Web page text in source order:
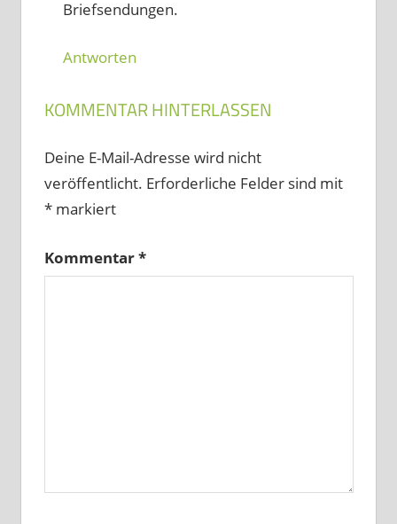
Briefsendungen.
Antworten
KOMMENTAR HINTERLASSEN
Deine E-Mail-Adresse wird nicht
veröffentlicht. Erforderliche Felder sind mit
*markiert
Kommentar*